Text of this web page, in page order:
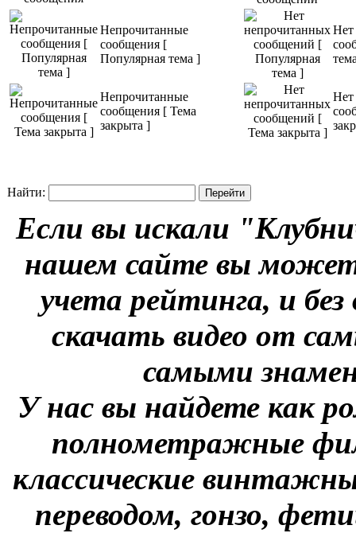
Непрочитанные
сообщения [
Популярная тема ]
Нет
Непрочитанные
сообщения [ Тема
закрыта ]
Нет
Найти:
Если вы искали
нашем сайте вы
учета рейтинга, и
скачать видео от
самыми
У нас вы найдете как
полнометражные
классические
переводом, гонзо,